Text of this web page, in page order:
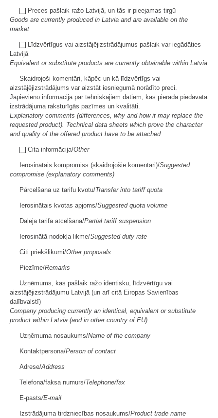
Preces pašlaik ražo Latvijā, un tās ir pieejamas tirgū
Goods are currently produced in Latvia and are available on the
market
Līdzvērtīgus vai aizstājējizstrādājumus pašlaik var iegādāties
Latvijā
Equivalent or substitute products are currently obtainable within Latvia
Skaidrojoši komentāri, kāpēc un kā līdzvērtīgs vai
aizstājējizstrādājums var aizstāt iesniegumā norādīto preci.
Jāpievieno informācija par tehniskajiem datiem, kas pierāda piedāvātā
izstrādājuma raksturīgās pazīmes un kvalitāti.
Explanatory comments (differences, why and how it may replace the
requested product). Technical data sheets which prove the character
and quality of the offered product have to be attached
Cita informācija/Other
Ierosinātais kompromiss (skaidrojošie komentāri)/Suggested
compromise (explanatory comments)
Pārcelšana uz tarifu kvotu/Transfer into tariff quota
Ierosinātais kvotas apjoms/Suggested quota volume
Daļēja tarifa atcelšana/Partial tariff suspension
Ierosinātā nodokļa likme/Suggested duty rate
Citi priekšlikumi/Other proposals
Piezīme/Remarks
Uzņēmums, kas pašlaik ražo identisku, līdzvērtīgu vai
aizstājējizstrādājumu Latvijā (un arī citā Eiropas Savienības
dalībvalstī)
Company producing currently an identical, equivalent or substitute
product within Latvia (and in other country of EU)
Uzņēmuma nosaukums/Name of the company
Kontaktpersona/Person of contact
Adrese/Address
Telefona/faksa numurs/Telephone/fax
E-pasts/E-mail
Izstrādājuma tirdzniecības nosaukums/Product trade name